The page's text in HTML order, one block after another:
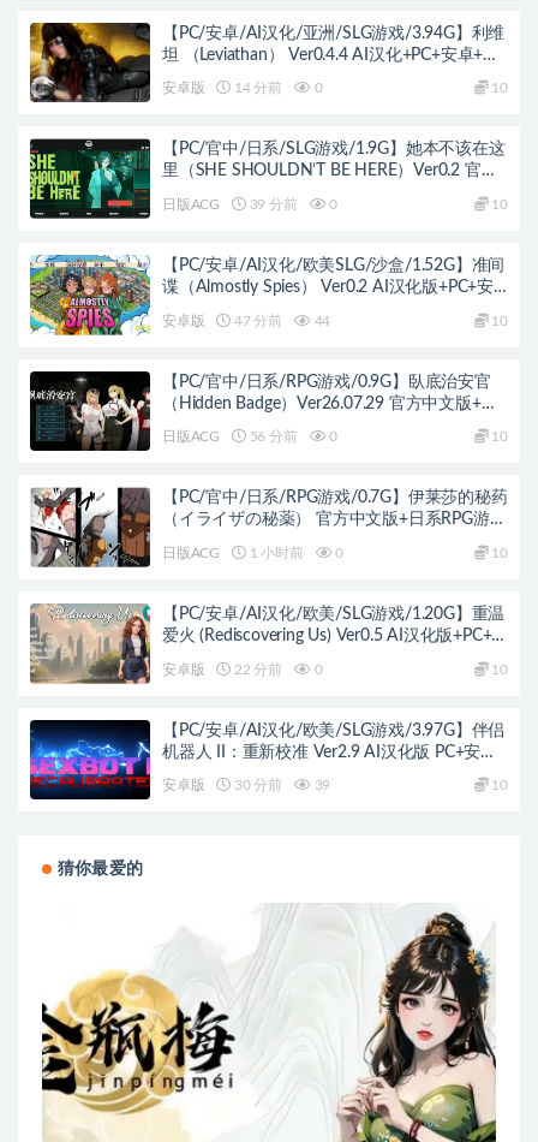
【PC/安卓/AI汉化/亚洲/SLG游戏/3.94G】利维
坦 （Leviathan） Ver0.4.4 AI汉化+PC+安卓+亚
安卓版 14 分前 0 10
【PC/官中/日系/SLG游戏/1.9G】她本不该在这
里（SHE SHOULDN’T BE HERE）Ver0.2 官方
日版ACG 39 分前 0 10
【PC/安卓/AI汉化/欧美SLG/沙盒/1.52G】准间
谍（Almostly Spies） Ver0.2 AI汉化版+PC+安
安卓版 47 分前 44 10
【PC/官中/日系/RPG游戏/0.9G】臥底治安官
（Hidden Badge）Ver26.07.29 官方中文版+日
日版ACG 56 分前 0 10
【PC/官中/日系/RPG游戏/0.7G】伊莱莎的秘药
（イライザの秘薬） 官方中文版+日系RPG游戏
日版ACG 1 小时前 0 10
【PC/安卓/AI汉化/欧美/SLG游戏/1.20G】重温
爱火 (Rediscovering Us) Ver0.5 AI汉化版+PC+安
安卓版 22 分前 0 10
【PC/安卓/AI汉化/欧美/SLG游戏/3.97G】伴侣
机器人 II：重新校准 Ver2.9 AI汉化版 PC+安卓
安卓版 30 分前 39 10
猜你最爱的